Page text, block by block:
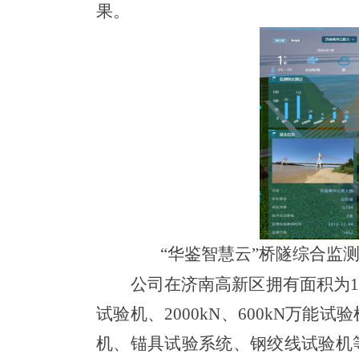
果。
“华鉴智慧云”桥隧综合监
公司在济南高新区拥有面积为1
试验机、2000kN、600kN万能试
机、锚具试验系统、钢绞线试验